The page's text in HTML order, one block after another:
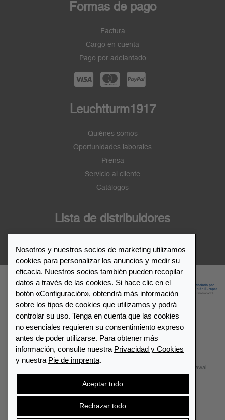
Formas de pago
Factura
Cargo en cuenta
Pago por adelantado
Leuchtturm1917
Quiénes somos
Oportunidades laborales
Prensa
Servicio al cliente
Catálogos
Lista de distribuidores
Nosotros y nuestros socios de marketing utilizamos
cookies para personalizar los anuncios y medir su
eficacia. Nuestros socios también pueden recopilar
datos a través de las cookies. Si hace clic en el
botón «Configuración», obtendrá más información
sobre los tipos de cookies que utilizamos y podrá
controlar su uso. Tenga en cuenta que las cookies
no esenciales requieren su consentimiento expreso
antes de poder utilizarse. Para obtener más
información, consulte nuestra Privacidad y Cookies
y nuestra Pie de imprenta.
Aceptar todo
Rechazar todo
© 2026 LEUCHTTURM1917. All rights reserved.
Configuración de cookies Privacidad y Cookies
Withdrawal
Cancelar contrato
España